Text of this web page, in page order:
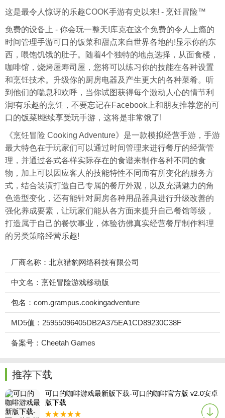
这是最令人惊讶的乐趣COOK手游有史以来! - 烹饪冒险™
免费的设备上 - 你会玩一整天!库克在这个免费的令人上瘾的
时间管理手游可口的饭菜和甜点来自世界各地的!显示你的东
西，喂饱饥饿的肚子。随着4个独特的地点选择，从面食楼，
咖啡馆，烧烤屋寿司屋，您将可以练习你的技能在各种设置
和烹饪技术。升级你的厨房电器及产生更大的各种菜肴。听
到他们的喘息和欢呼，当你试图获得每个激动人心的情节利
润!有乐趣的烹饪，不要忘记在Facebook上和朋友推荐您的可
口的饭菜!继续享受玩手游，这将是非常饿了!
《烹饪冒险 Cooking Adventure》是一款模拟经营手游，手游
最大特色在于玩家们可以通过时间管理来进行餐厅的经营管
理，并通过各式各样实际存在的食谱来制作各种不同的食
物，加上可以因应客人的技能特性不同而有所变化的服务方
式，结合装潢打造自己专属的餐厅外观，以及充满魅力的角
色造型变化，还有能针对厨房各种用品器具进行升级改善的
强化养成要素，让玩家们能从各方面来提升自己餐馆等级，
打造属于自己的餐饮事业，体验彷佛真实经营餐厅制作料理
的另类策略经营乐趣!
厂商名称：北京猎豹网络科技有限公司
中文名：烹饪冒险游戏移动版
包名：com.grampus.cookingadventure
MD5值：25955096405DB2A375EA1CD89230C38F
备案号：Cheetah Games
推荐下载
可口的咖啡游戏最新版下载-可口的咖啡官方版 v2.0安卓
版下载